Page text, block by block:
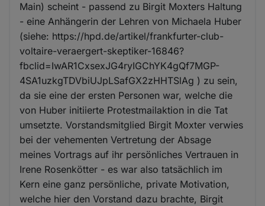
Main) scheint - passend zu Birgit Moxters Haltung
- eine Anhängerin der Lehren von Michaela Huber
(siehe: https://hpd.de/artikel/frankfurter-club-
voltaire-veraergert-skeptiker-16846?
fbclid=IwAR1CxsexJG4ryIGChYK4gQf7MGP-
4SA1uzkgTDVbiUJpLSafGX2zHHTSlAg ) zu sein,
da sie eine der ersten Personen war, welche die
von Huber initiierte Protestmailaktion in die Tat
umsetzte. Vorstandsmitglied Birgit Moxter verwies
bei der vehementen Vertretung der Absage
meines Vortrags auf ihr persönliches Vertrauen in
Irene Rosenkötter - es war also tatsächlich im
Kern eine ganz persönliche, private Motivation,
welche hier den Vorstand dazu brachte, Birgit